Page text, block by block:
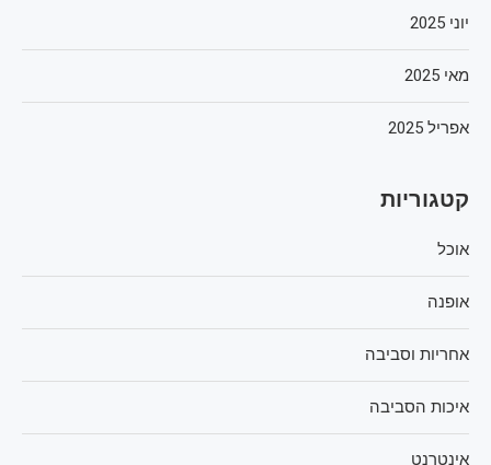
יוני 2025
מאי 2025
אפריל 2025
קטגוריות
אוכל
אופנה
אחריות וסביבה
איכות הסביבה
אינטרנט